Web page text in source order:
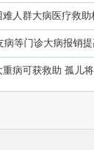
人群大病医疗救助
等门诊大病报销
病可获救助 孤儿